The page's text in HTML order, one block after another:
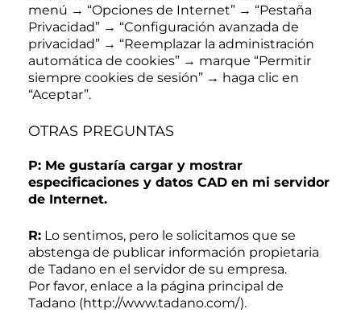
menú → “Opciones de Internet” → “Pestaña
Privacidad” → “Configuración avanzada de
privacidad” → “Reemplazar la administración
automática de cookies” → marque “Permitir
siempre cookies de sesión” → haga clic en
“Aceptar”.
OTRAS PREGUNTAS
P: Me gustaría cargar y mostrar
especificaciones y datos CAD en mi servidor
de Internet.
R: Lo sentimos, pero le solicitamos que se
abstenga de publicar información propietaria
de Tadano en el servidor de su empresa.
Por favor, enlace a la página principal de
Tadano (http://www.tadano.com/).